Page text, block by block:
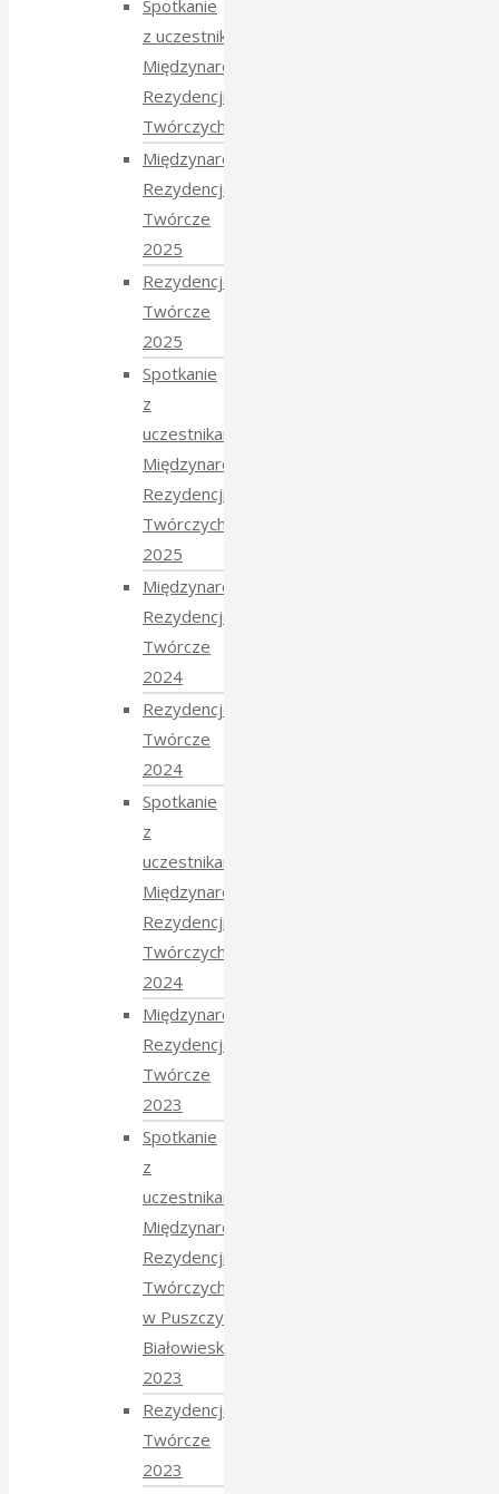
Spotkanie
z uczestnikami
Międzynarodowych
Rezydencji
Twórczych 2026
Międzynarodowe
Rezydencje
Twórcze
2025
Rezydencje
Twórcze
2025
Spotkanie
z
uczestnikami
Międzynarodowych
Rezydencji
Twórczych
2025
Międzynarodowe
Rezydencje
Twórcze
2024
Rezydencje
Twórcze
2024
Spotkanie
z
uczestnikami
Międzynarodowych
Rezydencji
Twórczych
2024
Międzynarodowe
Rezydencje
Twórcze
2023
Spotkanie
z
uczestnikami
Międzynarodowych
Rezydencji
Twórczych
w Puszczy
Białowieskiej
2023
Rezydencje
Twórcze
2023